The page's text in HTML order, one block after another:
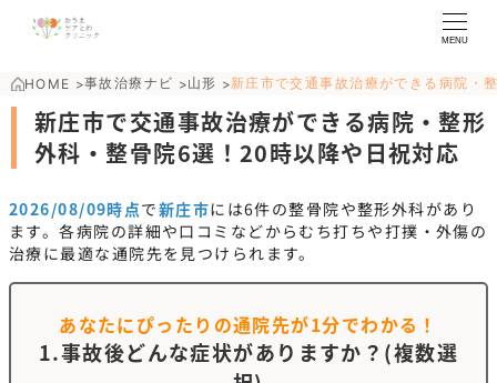
MENU
HOME >事故治療ナビ >山形 >新庄市で交通事故治療ができる病院・
新庄市で交通事故治療ができる病院・整形
外科・整骨院6選！20時以降や日祝対応
2026/08/09時点で新庄市には6件の整骨院や整形外科があり
ます。各病院の詳細や口コミなどからむち打ちや打撲・外傷の
治療に最適な通院先を見つけられます。
あなたにぴったりの通院先が1分でわかる！
1.事故後どんな症状がありますか？(複数選